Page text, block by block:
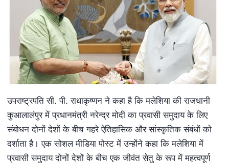
उपराष्ट्रपति सी. पी. राधाकृष्णन ने कहा है कि मलेशिया की राजधानी
कुआलालंपुर में प्रधानमंत्री नरेन्‍द्र मोदी का प्रवासी समुदाय के लिए
संबोधन दोनों देशों के बीच गहरे ऐतिहासिक और सांस्कृतिक संबंधों को
दर्शाता है। एक सोशल मीडिया पोस्ट में उन्होंने कहा कि मलेशिया में
प्रवासी समुदाय दोनों देशों के बीच एक जीवंत सेतु के रूप में महत्वपूर्ण